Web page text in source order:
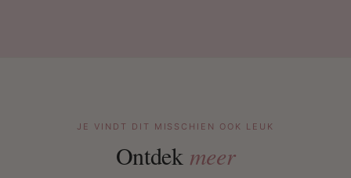
JE VINDT DIT MISSCHIEN OOK LEUK
Ontdek meer